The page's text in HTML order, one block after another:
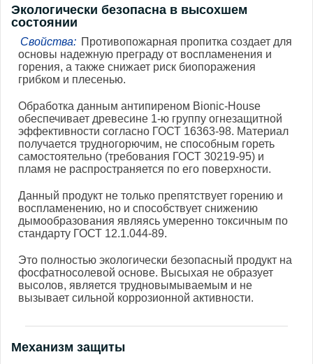
Экологически безопасна в высохшем
состоянии
Свойства: Противопожарная пропитка создает для
основы надежную преграду от воспламенения и
горения, а также снижает риск биопоражения
грибком и плесенью.
Обработка данным антипиреном Bionic-House
обеспечивает древесине 1-ю группу огнезащитной
эффективности согласно ГОСТ 16363-98. Материал
получается трудногорючим, не способным гореть
самостоятельно (требования ГОСТ 30219-95) и
пламя не распространяется по его поверхности.
Данный продукт не только препятствует горению и
воспламенению, но и способствует снижению
дымообразования являясь умеренно токсичным по
стандарту ГОСТ 12.1.044-89.
Это полностью экологически безопасный продукт на
фосфатносолевой основе. Высыхая не образует
высолов, является трудновымываемым и не
вызывает сильной коррозионной активности.
Механизм защиты